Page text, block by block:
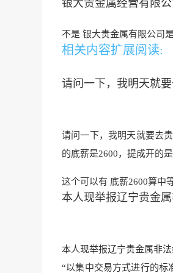
银大贵金属经营有限
不是 银大贵金属有限公司
相关内容扩展阅读:
请问一下，我明天就
请问一下，我明天就要去
的底薪是2600，提成开的
这个可以有 底薪2600算中
本人现举报辽宁贵金
本人现举报辽宁贵金属非
“以集中交易方式进行的标